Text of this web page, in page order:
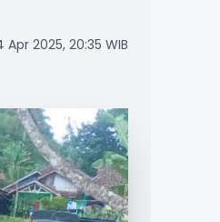
Apr 2025, 20:35 WIB